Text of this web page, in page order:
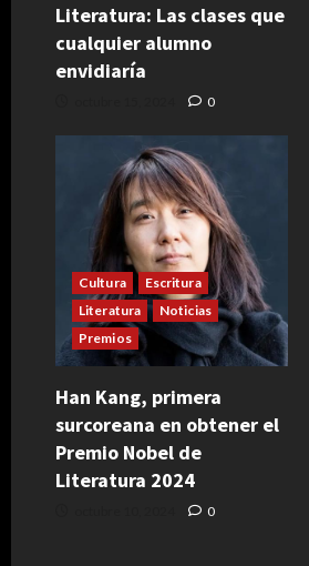
Literatura: Las clases que
cualquier alumno
envidiaría
0
Cultura
Escritura
Literatura
Noticias
Premios
Han Kang, primera
surcoreana en obtener el
Premio Nobel de
Literatura 2024
0